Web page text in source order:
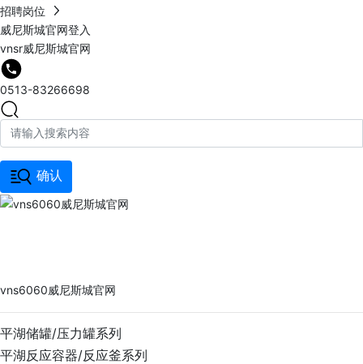
招聘岗位
威尼斯城官网登入
vnsr威尼斯城官网
0513-83266698
确认
vns6060威尼斯城官网
平湖储罐/压力罐系列
平湖反应容器/反应釜系列